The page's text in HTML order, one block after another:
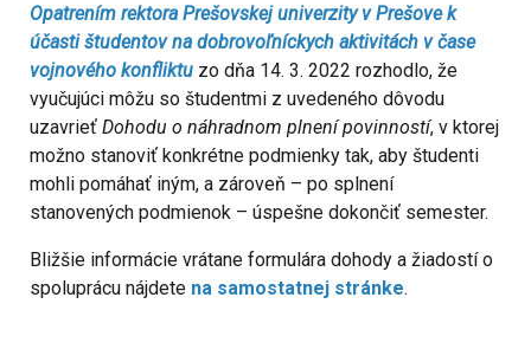
Opatrením rektora Prešovskej univerzity v Prešove k
účasti študentov na dobrovoľníckych aktivitách v čase
vojnového konfliktu zo dňa 14. 3. 2022 rozhodlo, že
vyučujúci môžu so študentmi z uvedeného dôvodu
uzavrieť Dohodu o náhradnom plnení povinností, v ktorej
možno stanoviť konkrétne podmienky tak, aby študenti
mohli pomáhať iným, a zároveň – po splnení
stanovených podmienok – úspešne dokončiť semester.
Bližšie informácie vrátane formulára dohody a žiadostí o
spoluprácu nájdete na samostatnej stránke.